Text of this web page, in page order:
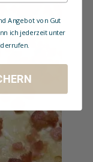
Angebot von Gut
ich jederzeit unter